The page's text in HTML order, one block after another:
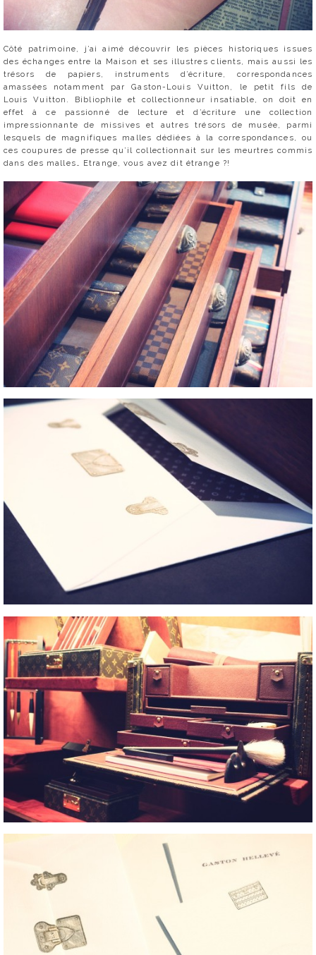
Côté patrimoine, j’ai aimé découvrir les pièces historiques issues
des échanges entre la Maison et ses illustres clients, mais aussi les
trésors de papiers, instruments d’écriture, correspondances
amassées notamment par Gaston-Louis Vuitton, le petit fils de
Louis Vuitton. Bibliophile et collectionneur insatiable, on doit en
effet à ce passionné de lecture et d’écriture une collection
impressionnante de missives et autres trésors de musée, parmi
lesquels de magnifiques malles dédiées à la correspondances, ou
ces coupures de presse qu’il collectionnait sur les meurtres commis
dans des malles… Etrange, vous avez dit étrange ?!